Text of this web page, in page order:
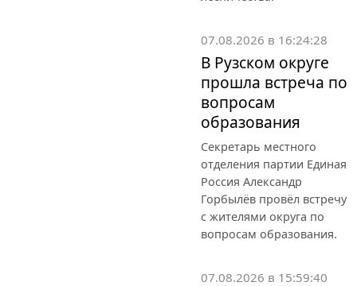
07.08.2026 в 16:24:28
В Рузском округе
прошла встреча по
вопросам
образования
Секретарь местного
отделения партии Единая
Россия Александр
Горбылёв провёл встречу
с жителями округа по
вопросам образования.
07.08.2026 в 15:59:40